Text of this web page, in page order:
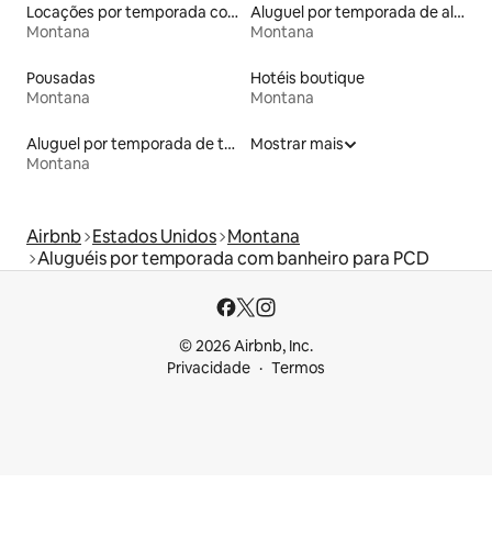
Locações por temporada com piscina
Montana
Aluguel por temporada de alojamentos ecológicos
Montana
Pousadas
Montana
Hotéis boutique
Montana
Aluguel por temporada de tendas
Montana
Mostrar mais
Airbnb Estados Unidos Montana
Aluguéis por temporada com banheiro para PCD
© 2026 Airbnb, Inc.
Privacidade
Termos